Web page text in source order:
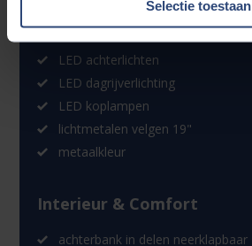
Selectie toestaan
buitenspiegels verwarmbaar
LED achterlichten
LED dagrijverlichting
LED koplampen
lichtmetalen velgen 19"
metaalkleur
Interieur & Comfort
achterbank in delen neerklapbaar